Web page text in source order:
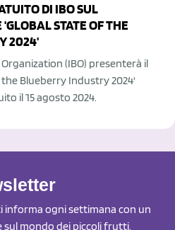
DI IBO SUL
STATE OF THE
2024'
(IBO) presenterà il
Blueberry Industry 2024'
il 15 agosto 2024.
informa ogni settimana con un
sul mondo dei piccoli frutti.